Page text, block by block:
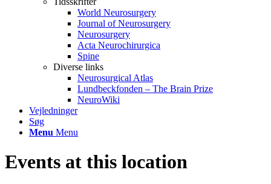
World Neurosurgery
Journal of Neurosurgery
Neurosurgery
Acta Neurochirurgica
Spine
Diverse links
Neurosurgical Atlas
Lundbeckfonden – The Brain Prize
NeuroWiki
Vejledninger
Søg
Menu Menu
Events at this location